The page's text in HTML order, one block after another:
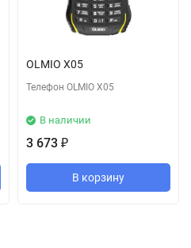
OLMIO X05
Телефон OLMIO X05
В наличии
3 673 ₽
В корзину